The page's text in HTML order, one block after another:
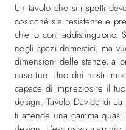
Un tavolo che si rispetti
cosicché sia resistente e
che lo contraddistinguono.
negli spazi domestici, ma
dimensioni delle stanze,
caso tuo. Uno dei nostri
capace di impreziosire il
design. Tavolo Davide di
ti attende una gamma